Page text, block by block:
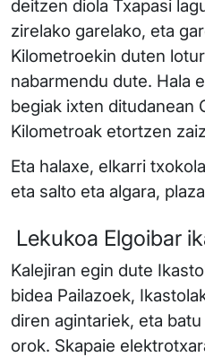
deitzen diola Txapasi
zirelako garelako, eta
Kilometroekin duten
nabarmendu dute. Hala
begiak ixten ditudanean
Kilometroak etortzen
Eta halaxe, elkarri
eta salto eta algara,
Lekukoa Elgoibar
Kalejiran egin dute
bidea Pailazoek,
diren agintariek, eta
orok. Skapaie